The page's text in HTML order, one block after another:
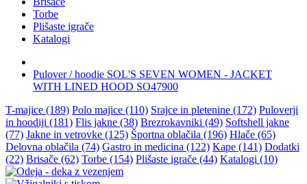
Torbe
Plišaste igrače
Katalogi
Pulover / hoodie SOL'S SEVEN WOMEN - JACKET
WITH LINED HOOD SO47900
T-majice (189) Polo majice (110) Srajce in pletenine (172) Puloverji
in hoodiji (181) Flis jakne (38) Brezrokavniki (49) Softshell jakne
(77) Jakne in vetrovke (125) Športna oblačila (196) Hlače (65)
Delovna oblačila (74) Gastro in medicina (122) Kape (141) Dodatki
(22) Brisače (62) Torbe (154) Plišaste igrače (44) Katalogi (10)